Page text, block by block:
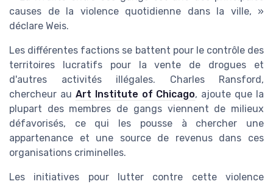
causes de la violence quotidienne dans la ville, »
déclare Weis.
Les différentes factions se battent pour le contrôle des
territoires lucratifs pour la vente de drogues et
d'autres activités illégales. Charles Ransford,
chercheur au Art Institute of Chicago, ajoute que la
plupart des membres de gangs viennent de milieux
défavorisés, ce qui les pousse à chercher une
appartenance et une source de revenus dans ces
organisations criminelles.
Les initiatives pour lutter contre cette violence